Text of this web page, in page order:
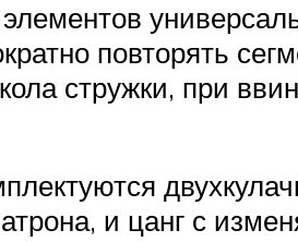
повторять
стружки, при
и цанг с